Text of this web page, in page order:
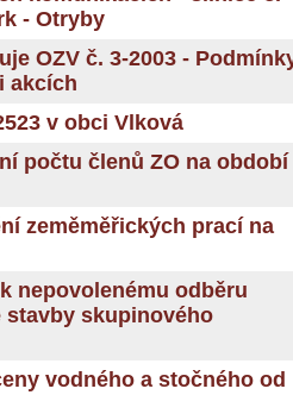
- Otryby
OZV č. 3-2003 -
akcích
v obci Vlková
počtu členů ZO na období
zeměměřických prací na
nepovolenému odběru
stavby skupinového
vodného a stočného od